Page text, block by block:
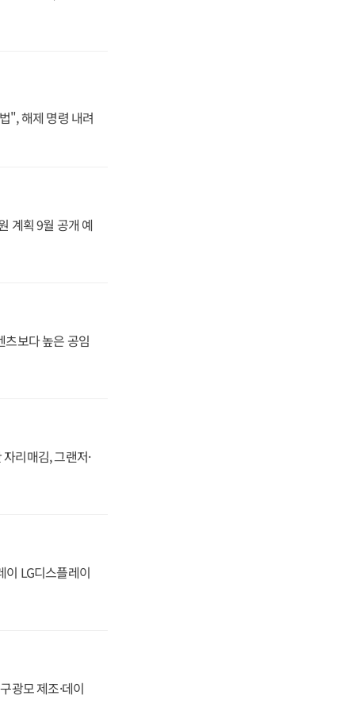
", 해제 명령 내려
계획 9월 공개 예
츠보다 높은 공임
리매김, 그랜저·
이 LG디스플레이
광모 제조·데이